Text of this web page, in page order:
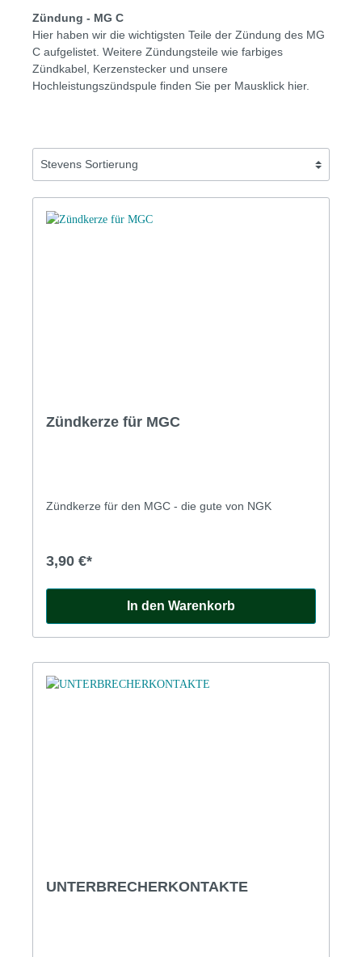
Zündung - MG C
Hier haben wir die wichtigsten Teile der Zündung des MG
C aufgelistet. Weitere Zündungsteile wie farbiges
Zündkabel, Kerzenstecker und unsere
Hochleistungszündspule finden Sie per Mausklick hier.
Zündkerze für MGC
Zündkerze für den MGC - die gute von NGK
3,90 €*
In den Warenkorb
UNTERBRECHERKONTAKTE